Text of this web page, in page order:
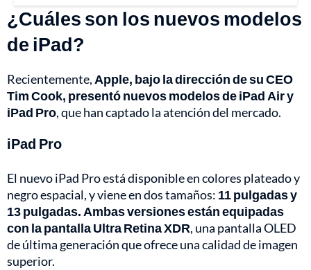
¿Cuáles son los nuevos modelos
de iPad?
Recientemente, Apple, bajo la dirección de su CEO
Tim Cook, presentó nuevos modelos de iPad Air y
iPad Pro, que han captado la atención del mercado.
iPad Pro
El nuevo iPad Pro está disponible en colores plateado y
negro espacial, y viene en dos tamaños: 11 pulgadas y
13 pulgadas. Ambas versiones están equipadas
con la pantalla Ultra Retina XDR, una pantalla OLED
de última generación que ofrece una calidad de imagen
superior.